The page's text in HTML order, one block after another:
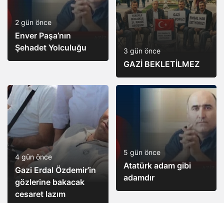
2 gün önce
Enver Paşa’nın
Şehadet Yolculuğu
3 gün önce
GAZİ BEKLETİLMEZ
4 gün önce
Gazi Erdal Özdemir’in
gözlerine bakacak
cesaret lazım
5 gün önce
Atatürk adam gibi
adamdır